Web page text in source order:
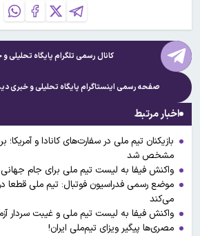
کانال رسمی تلگرام پایگاه تحلیلی
صفحه رسمی اینستاگرام پایگاه تحلیلی و خبری
اخبار مرتبط
بازیکنان تیم ملی در سفارت‌های کانادا و آمریکا؛
مشخص شد
واکنش فیفا به لیست تیم ملی برای جام جهانی
موضع رسمی فدراسیون فوتبال: تیم ملی قطعا
می‌کند
واکنش فیفا به لیست تیم ملی و غیبت سردار
مصری‌ها پیگیر ویزای تیم‌ملی ایران!